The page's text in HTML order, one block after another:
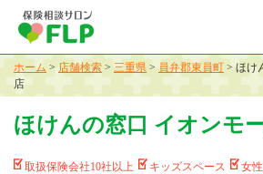
ホーム > 店舗検索 > 三重県 > 員弁郡東員町 > ほけ
店
ほけんの窓口 イオンモ
取扱保険会社10社以上 キッズスペース 女